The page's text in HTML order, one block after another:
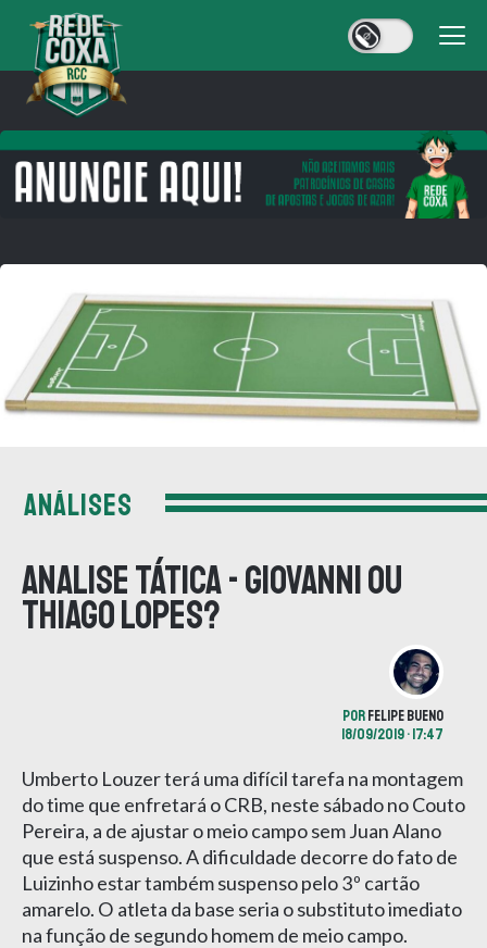
ANÁLISES
Analise Tática - Giovanni ou
Thiago Lopes?
PORFELIPE BUENO
18/09/2019 • 17:47
Umberto Louzer terá uma difícil tarefa na montagem
do time que enfretará o CRB, neste sábado no Couto
Pereira, a de ajustar o meio campo sem Juan Alano
que está suspenso. A dificuldade decorre do fato de
Luizinho estar também suspenso pelo 3º cartão
amarelo. O atleta da base seria o substituto imediato
na função de segundo homem de meio campo.